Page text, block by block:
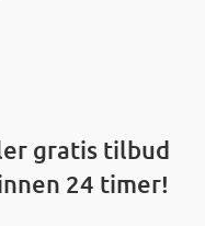
gratis tilbud
24 timer!